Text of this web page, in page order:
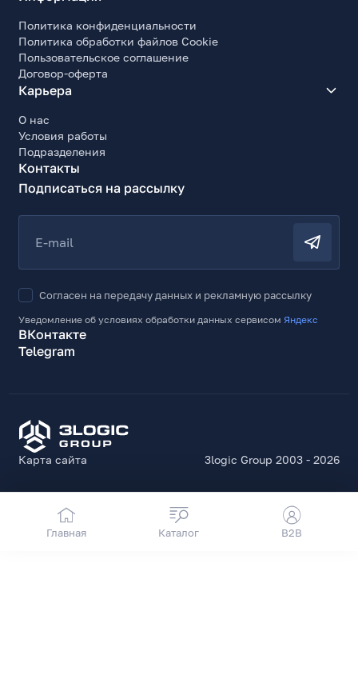
Политика конфиденциальности
Политика обработки файлов Cookie
Пользовательское соглашение
Договор-оферта
Карьера
О нас
Условия работы
Подразделения
Контакты
Подписаться на рассылку
E-mail
Согласен на передачу данных и рекламную рассылку
Уведомление об условиях обработки данных сервисом Яндекс
ВКонтакте
Telegram
Карта сайта 3logic Group 2003 - 2026
Главная Каталог B2B